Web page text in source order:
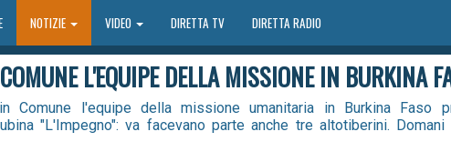
HOME NOTIZIE VIDEO DIRETTA TV DIRETTA RADIO
L'EQUIPE DELLA MISSIONE IN BURKINA
Comune l'equipe della missione umanitaria in Burkina Faso
"L'Impegno": va facevano parte anche tre altotiberini. Domani